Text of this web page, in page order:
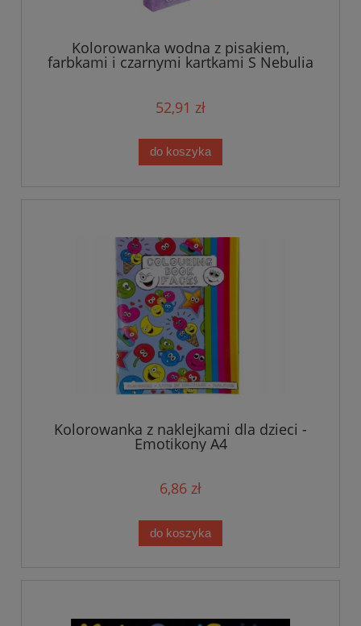
Kolorowanka wodna z pisakiem,
farbkami i czarnymi kartkami S Nebulia
52,91 zł
do koszyka
Kolorowanka z naklejkami dla dzieci -
Emotikony A4
6,86 zł
do koszyka